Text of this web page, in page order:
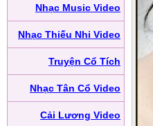
Nhạc Music Video
Nhạc Thiếu Nhi Video
Truyện Cổ Tích
Nhạc Tân Cổ Video
Cải Lương Video